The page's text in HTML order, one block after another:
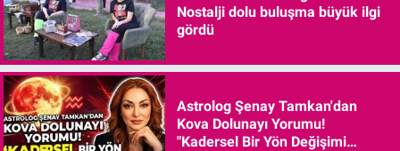
Nostalji dolu buluşma büyük ilgi
gördü
Astrolog Şenay Tamkan'dan
Kova Dolunayı Yorumu!
"Kadersel Bir Yön Değişimi